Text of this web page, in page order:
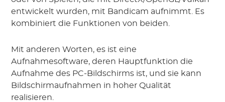
entwickelt wurden, mit Bandicam aufnimmt. Es
kombiniert die Funktionen von beiden.
Mit anderen Worten, es ist eine
Aufnahmesoftware, deren Hauptfunktion die
Aufnahme des PC-Bildschirms ist, und sie kann
Bildschirmaufnahmen in hoher Qualität
realisieren.